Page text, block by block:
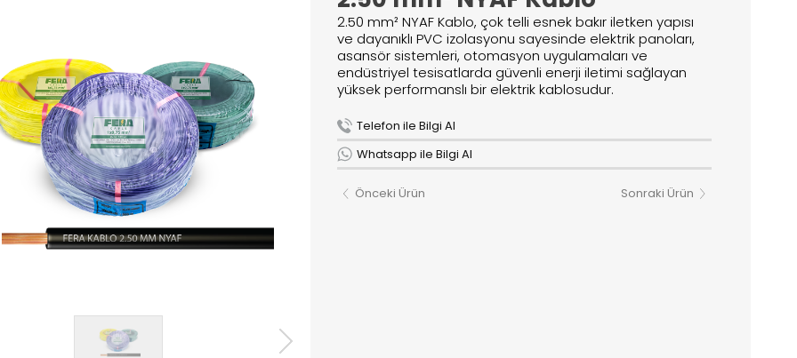
& Lojistik
2.50 mm² NYAF Kablo, çok telli esnek bakır iletken yapısı
ve dayanıklı PVC izolasyonu sayesinde elektrik panoları,
asansör sistemleri, otomasyon uygulamaları ve
endüstriyel tesisatlarda güvenli enerji iletimi sağlayan
yüksek performanslı bir elektrik kablosudur.
Telefon ile Bilgi Al
Whatsapp ile Bilgi Al
Önceki Ürün Sonraki Ürün